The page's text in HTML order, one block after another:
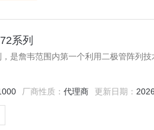
系列
是詹韦范围内第一个利用二极管阵列
厂商性质： 代理商 更新日期：